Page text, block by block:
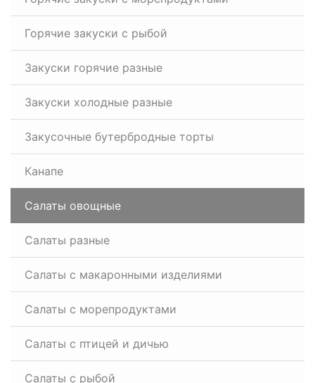
Горячие закуски с рыбой
Закуски горячие разные
Закуски холодные разные
Закусочные бутербродные торты
Канапе
Салаты овощные
Салаты разные
Салаты с макаронными изделиями
Салаты с морепродуктами
Салаты с птицей и дичью
Салаты с рыбой